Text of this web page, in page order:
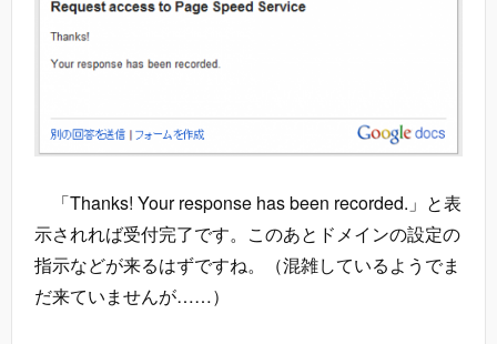
「Thanks! Your response has been recorded.」と表
示されれば受付完了です。このあとドメインの設定の
指示などが来るはずですね。（混雑しているようでま
だ来ていませんが……）